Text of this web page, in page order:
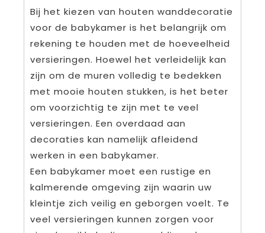
Bij het kiezen van houten wanddecoratie
voor de babykamer is het belangrijk om
rekening te houden met de hoeveelheid
versieringen. Hoewel het verleidelijk kan
zijn om de muren volledig te bedekken
met mooie houten stukken, is het beter
om voorzichtig te zijn met te veel
versieringen. Een overdaad aan
decoraties kan namelijk afleidend
werken in een babykamer.
Een babykamer moet een rustige en
kalmerende omgeving zijn waarin uw
kleintje zich veilig en geborgen voelt. Te
veel versieringen kunnen zorgen voor